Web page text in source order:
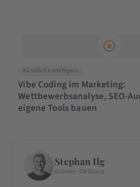
Künstliche Intelligenz
Vibe Coding im Marketing:
Wettbewerbsanalyse, SEO-
eigene Tools bauen
Stephan Ilg
Gründer · DM Group